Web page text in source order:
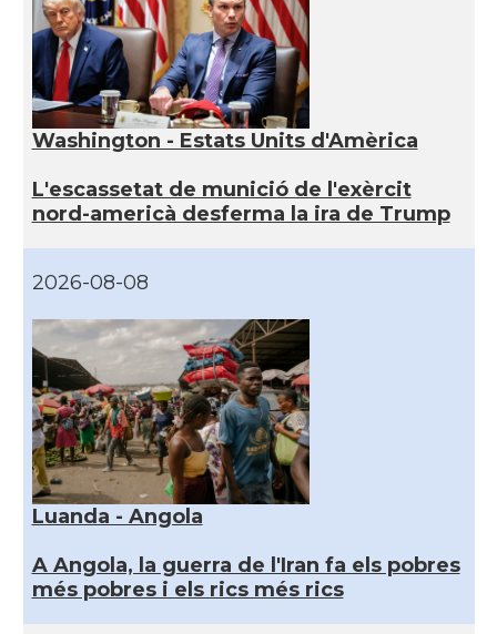
Washington - Estats Units d'Amèrica
L'escassetat de munició de l'exèrcit
nord-americà desferma la ira de Trump
2026-08-08
Luanda - Angola
A Angola, la guerra de l'Iran fa els pobres
més pobres i els rics més rics